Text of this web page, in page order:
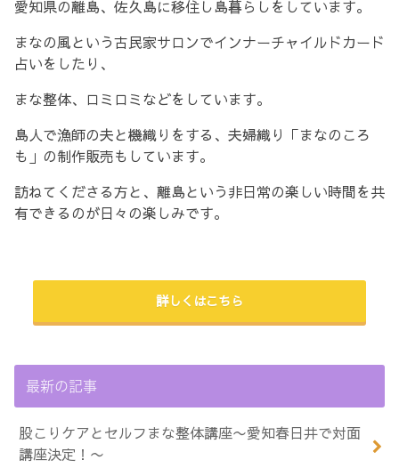
愛知県の離島、佐久島に移住し島暮らしをしています。
まなの風という古民家サロンでインナーチャイルドカード
占いをしたり、
まな整体、ロミロミなどをしています。
島人で漁師の夫と機織りをする、夫婦織り「まなのころ
も」の制作販売もしています。
訪ねてくださる方と、離島という非日常の楽しい時間を共
有できるのが日々の楽しみです。
詳しくはこちら
最新の記事
股こりケアとセルフまな整体講座〜愛知春日井で対面
講座決定！〜